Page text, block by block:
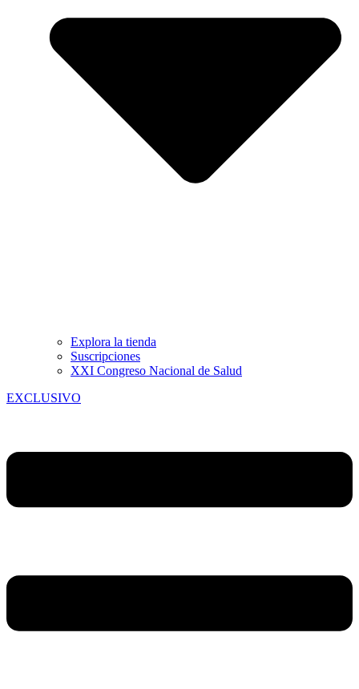
Explora la tienda
Suscripciones
XXI Congreso Nacional de Salud
EXCLUSIVO